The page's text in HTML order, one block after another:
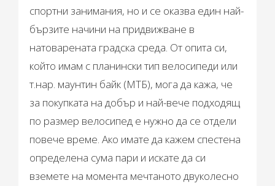
спортни занимания, но и се оказва един най-
бързите начини на придвижване в
натоварената градска среда. От опита си,
който имам с планински тип велосипеди или
т.нар. маунтин байк (МТБ), мога да кажа, че
за покупката на добър и най-вече подходящ
по размер велосипед е нужно да се отдели
повече време. Ако имате да кажем спестена
определена сума пари и искате да си
вземете на момента мечтаното двуколесно